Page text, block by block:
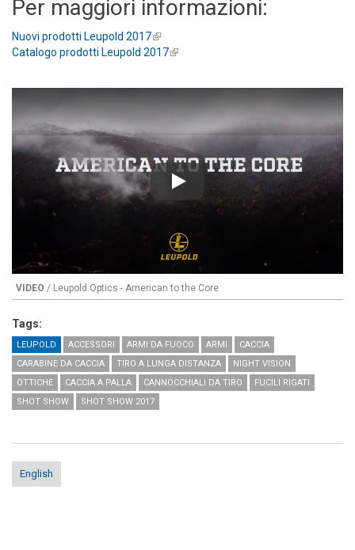
Per maggiori informazioni:
Nuovi prodotti Leupold 2017(link is external)
Catalogo prodotti Leupold 2017(link is external)
Play
VIDEO / Leupold Optics - American to the Core
Tags:
LEUPOLD ACCESSORI ARMI DA FUOCO ARMI
CACCIA
CARABINE DA CACCIA
TIRO A LUNGA DISTANZA
NIGHT VISION
OTTICHE
CACCIA A PALLA CANNOCCHIALI DA TIRO
FUCILI RIGATI
SHOT SHOW
SHOT SHOW 2017
English